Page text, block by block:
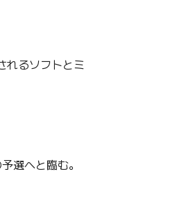
れるソフトとミ
選へと臨む。